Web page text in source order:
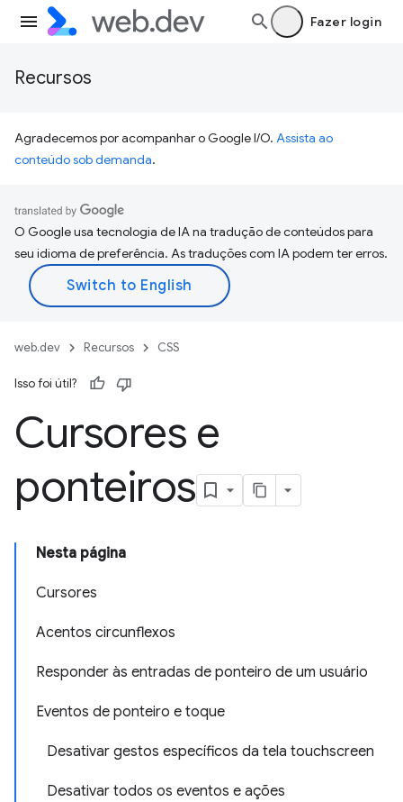
Fazer login
Recursos
Agradecemos por acompanhar o Google I/O. Assista ao
conteúdo sob demanda.
O Google usa tecnologia de IA na tradução de conteúdos para
seu idioma de preferência. As traduções com IA podem ter erros.
web.dev Recursos CSS
Isso foi útil?
Cursores e
ponteiros
Nesta página
Cursores
Acentos circunflexos
Responder às entradas de ponteiro de um usuário
Eventos de ponteiro e toque
Desativar gestos específicos da tela touchscreen
Desativar todos os eventos e ações